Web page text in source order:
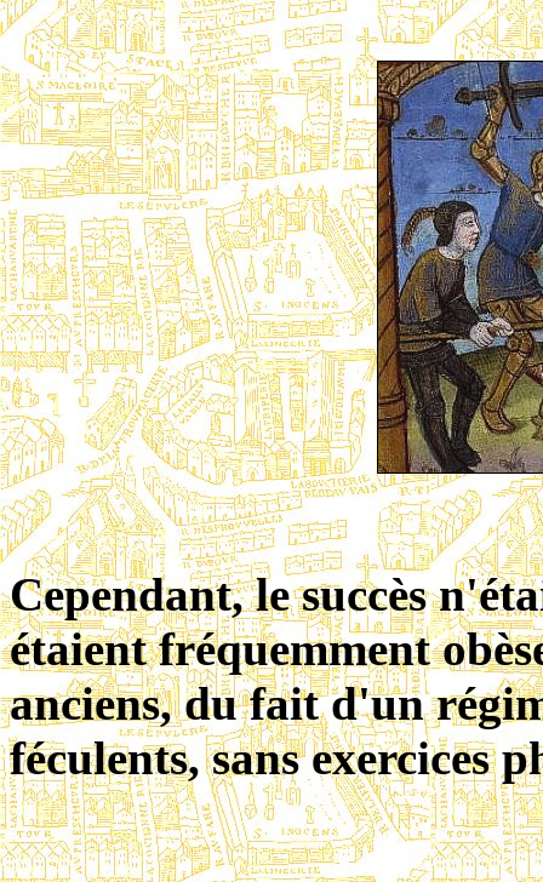
Cependant, le succès
étaient fréquemment
anciens, du fait d'un
féculents, sans exercices